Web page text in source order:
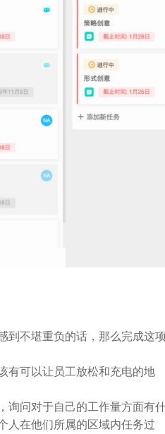
到不堪重负的话，那么完成这
有可以让员工放松和充电的地
询问对于自己的工作量方面有
人在他们所属的区域内任务过